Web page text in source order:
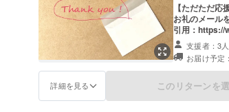
【ただただ応援！】 支援
お礼のメールを
引用：https://
ac.com/main/
支援者：3人
お届け予定
詳細を見る このリターンを